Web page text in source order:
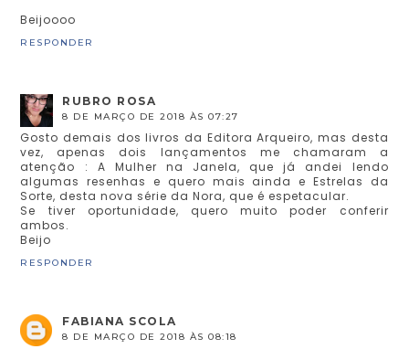
Beijoooo
RESPONDER
RUBRO ROSA
8 DE MARÇO DE 2018 ÀS 07:27
Gosto demais dos livros da Editora Arqueiro, mas desta
vez, apenas dois lançamentos me chamaram a
atenção : A Mulher na Janela, que já andei lendo
algumas resenhas e quero mais ainda e Estrelas da
Sorte, desta nova série da Nora, que é espetacular.
Se tiver oportunidade, quero muito poder conferir
ambos.
Beijo
RESPONDER
FABIANA SCOLA
8 DE MARÇO DE 2018 ÀS 08:18